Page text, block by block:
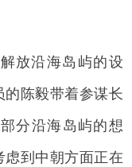
放沿海岛屿的设
陈毅带着参谋长
分沿海岛屿的想
到中朝方面正在